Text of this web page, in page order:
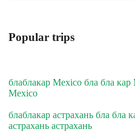
Popular trips
блаблакар Mexico бла бла
Mexico
блаблакар астрахань бла бла
астрахань астрахань